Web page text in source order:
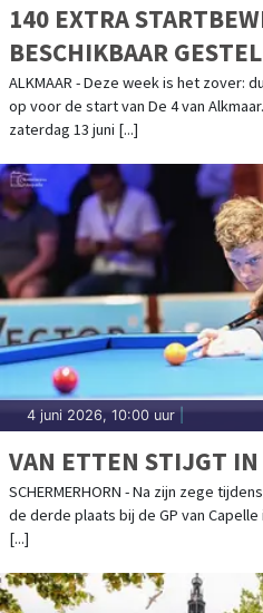
140 EXTRA
BESCHIKBAAR
EDITIE DE VIERDE
ALKMAAR - Deze week is het zover:
op voor de start van De 4 van
zaterdag 13 juni [...]
4 juni 2026, 10:00 uur
VAN ETTEN STIJGT
SCHERMERHORN - Na zijn zege
de derde plaats bij de GP van
[...]